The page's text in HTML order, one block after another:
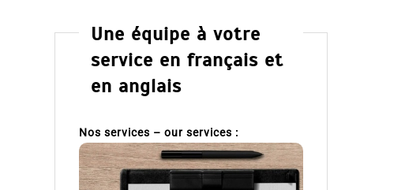
Une équipe à votre
service en français et
en anglais
Nos services – our services :